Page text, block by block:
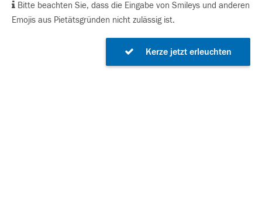
Bitte beachten Sie, dass die Eingabe von Smileys und anderen
Emojis aus Pietätsgründen nicht zulässig ist.
Kerze jetzt erleuchten